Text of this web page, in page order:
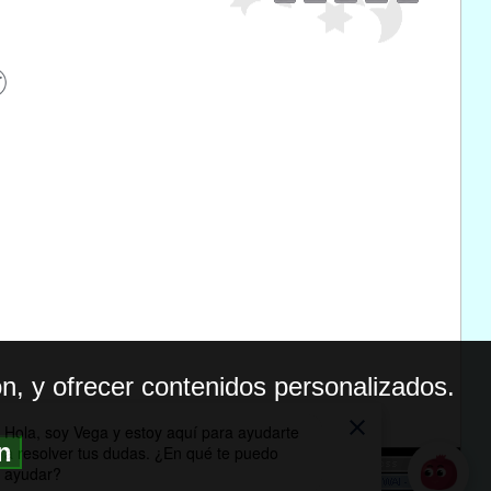
DE PRIVACIDAD
y ofrecer contenidos personalizados.